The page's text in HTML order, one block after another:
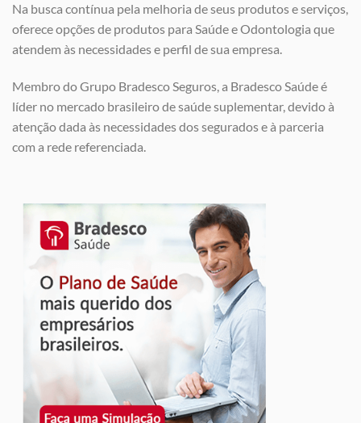
Na busca contínua pela melhoria de seus produtos e serviços,
oferece opções de produtos para Saúde e Odontologia que
atendem às necessidades e perfil de sua empresa.
Membro do Grupo Bradesco Seguros, a Bradesco Saúde é
líder no mercado brasileiro de saúde suplementar, devido à
atenção dada às necessidades dos segurados e à parceria
com a rede referenciada.